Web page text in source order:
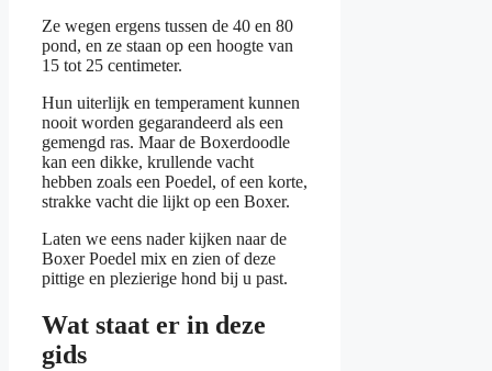
Ze wegen ergens tussen de 40 en 80
pond, en ze staan op een hoogte van
15 tot 25 centimeter.
Hun uiterlijk en temperament kunnen
nooit worden gegarandeerd als een
gemengd ras. Maar de Boxerdoodle
kan een dikke, krullende vacht
hebben zoals een Poedel, of een korte,
strakke vacht die lijkt op een Boxer.
Laten we eens nader kijken naar de
Boxer Poedel mix en zien of deze
pittige en plezierige hond bij u past.
Wat staat er in deze
gids